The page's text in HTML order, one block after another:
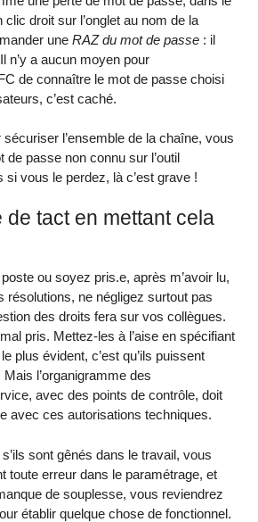
droit sur l’onglet au nom de la
une RAZ du mot de passe : il
n’y a aucun moyen pour
de connaître le mot de passe choisi
c’est caché.
sécuriser l’ensemble de la chaîne, vous
passe non connu sur l’outil
si vous le perdez, là c’est grave !
de tact en mettant cela
ou soyez pris.e, après m’avoir lu,
résolutions, ne négligez surtout pas
des droits fera sur vos collègues.
pris. Mettez-les à l’aise en spécifiant
plus évident, c’est qu’ils puissent
l’organigramme des
avec des points de contrôle, doit
avec ces autorisations techniques.
sont gênés dans le travail, vous
toute erreur dans le paramétrage, et
de souplesse, vous reviendrez
établir quelque chose de fonctionnel.